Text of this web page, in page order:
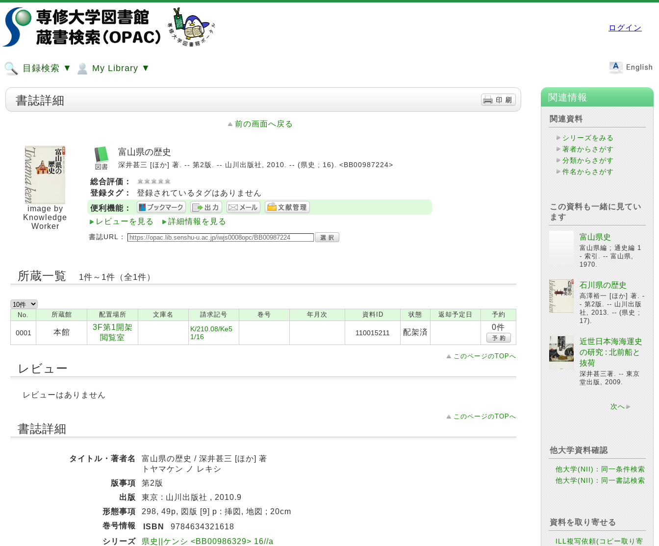
ログイン
目録検索 ▼ My Library ▼
書誌詳細
前の画面へ戻る
image by
Knowledge
Worker
富山県の歴史
深井甚三 [ほか] 著. -- 第2版. -- 山川出版社, 2010. -- (県史 ; 16). <BB00987224>
総合評価：
登録タグ：
登録されているタグはありません
便利機能：
レビューを見る
詳細情報を見る
書誌URL：
所蔵一覧 1件～1件（全1件）
No. 所蔵館 配置場所 文庫名 請求記号 巻号 年月次 資料ID 状態 返却予定日 予約
0001 本館
3F第1開架
閲覧室
K/210.08/Ke5
1/16
110015211 配架済
0件
このページのTOPへ
レビュー
レビューはありません
このページのTOPへ
書誌詳細
タイトル・著者名
富山県の歴史 / 深井甚三 [ほか] 著
トヤマケン ノ レキシ
版事項
第2版
出版
東京 : 山川出版社 , 2010.9
形態事項
298, 49p, 図版 [9] p : 挿図, 地図 ; 20cm
巻号情報
ISBN
9784634321618
シリーズ
県史||ケンシ <BB00986329> 16//a
関連情報
関連資料
シリーズをみる
著者からさがす
分類からさがす
件名からさがす
この資料も一緒に見てい
ます
富山県史
富山県編 ; 通史編 1
- 索引. -- 富山県,
1970.
石川県の歴史
高澤裕一 [ほか] 著. -
- 第2版. -- 山川出版
社, 2013. -- (県史 ;
17).
近世日本海海運史
の研究 : 北前船と
抜荷
深井甚三著. -- 東京
堂出版, 2009.
次へ
他大学資料確認
他大学(NII)：同一条件検索
他大学(NII)：同一書誌検索
資料を取り寄せる
ILL複写依頼(コピー取り寄